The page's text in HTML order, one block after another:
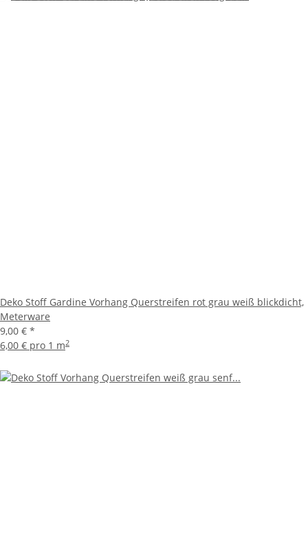
Deko Stoff Gardine Vorhang Querstreifen rot grau weiß blickdicht,
Meterware
9,00 € *
6,00 € pro 1 m2